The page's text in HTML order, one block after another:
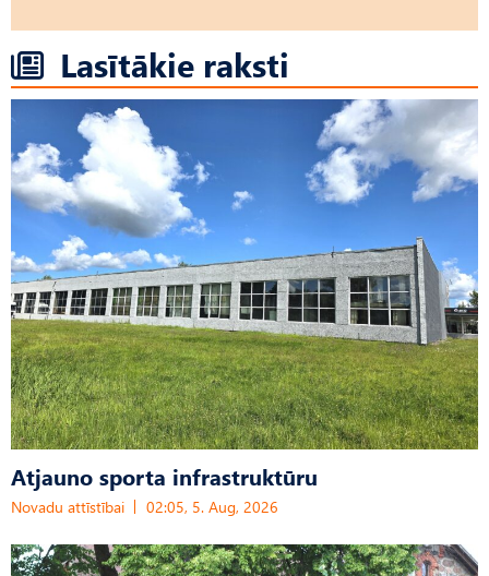
Lasītākie raksti
Atjauno sporta infrastruktūru
Novadu attīstībai 02:05, 5. Aug, 2026